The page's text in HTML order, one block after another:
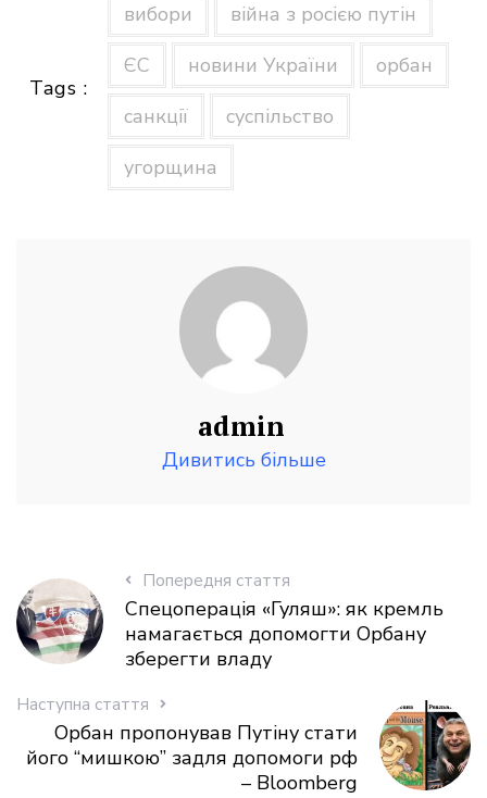
Tags :
вибори
війна з росією путін
ЄС
новини України
орбан
санкції
суспільство
угорщина
admin
Дивитись більше
Попередня стаття
Спецоперація «Гуляш»: як кремль
намагається допомогти Орбану
зберегти владу
Наступна стаття
Орбан пропонував Путіну стати
його “мишкою” задля допомоги рф
– Bloomberg